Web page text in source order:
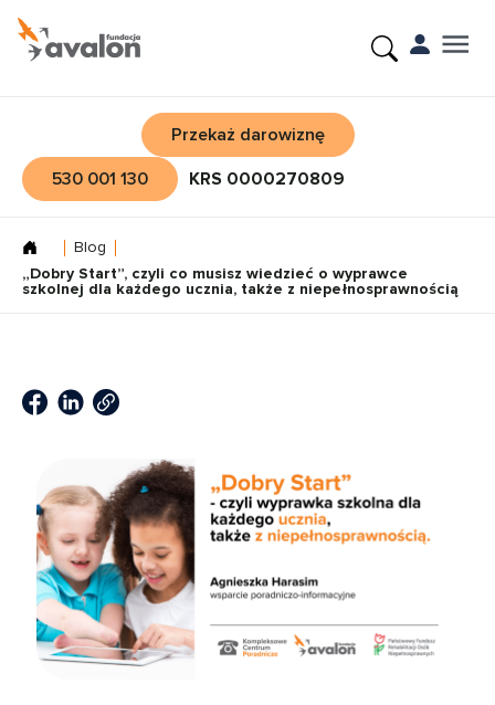
Przekaż darowiznę
530 001 130
KRS 0000270809
Blog
„Dobry Start”, czyli co musisz wiedzieć o wyprawce
szkolnej dla każdego ucznia, także z niepełnosprawnością